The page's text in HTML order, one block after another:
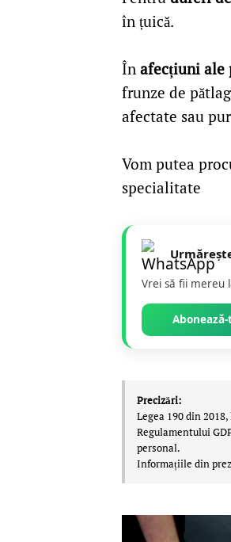
în țuică.
În afecțiuni ale
frunze de
afectate sau
Vom putea
specialitate
Vrei să fii mereu
Precizări:
Legea 190 din
Regulamentului
personal.
Informațiile din